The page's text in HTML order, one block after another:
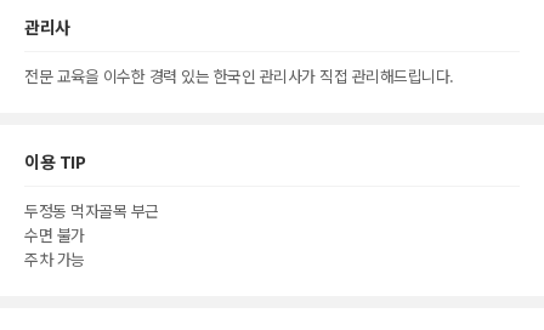
관리사
전문 교육을 이수한 경력 있는 한국인 관리사가 직접 관리해드립니다.
이용 TIP
두정동 먹자골목 부근
수면 불가
주차 가능